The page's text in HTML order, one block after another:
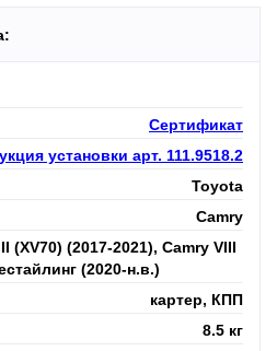
Сертификат
установки арт. 111.9518.2
Toyota
Camry
(XV70) (2017-2021), Camry VIII
(2020-н.в.)
картер, КПП
8.5 кг